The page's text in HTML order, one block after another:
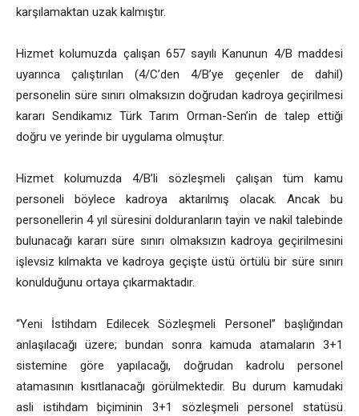
karşılamaktan uzak kalmıştır.
Hizmet kolumuzda çalışan 657 sayılı Kanunun 4/B maddesi
uyarınca çalıştırılan (4/C’den 4/B’ye geçenler de dahil)
personelin süre sınırı olmaksızın doğrudan kadroya geçirilmesi
kararı Sendikamız Türk Tarım Orman-Sen’in de talep ettiği
doğru ve yerinde bir uygulama olmuştur.
Hizmet kolumuzda 4/B’li sözleşmeli çalışan tüm kamu
personeli böylece kadroya aktarılmış olacak. Ancak bu
personellerin 4 yıl süresini dolduranların tayin ve nakil talebinde
bulunacağı kararı süre sınırı olmaksızın kadroya geçirilmesini
işlevsiz kılmakta ve kadroya geçişte üstü örtülü bir süre sınırı
konulduğunu ortaya çıkarmaktadır.
“Yeni İstihdam Edilecek Sözleşmeli Personel” başlığından
anlaşılacağı üzere; bundan sonra kamuda atamaların 3+1
sistemine göre yapılacağı, doğrudan kadrolu personel
atamasının kısıtlanacağı görülmektedir. Bu durum kamudaki
asli istihdam biçiminin 3+1 sözleşmeli personel statüsü